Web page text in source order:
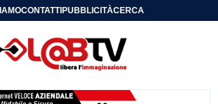
CONTATTIPUBBLICITÀCERCA